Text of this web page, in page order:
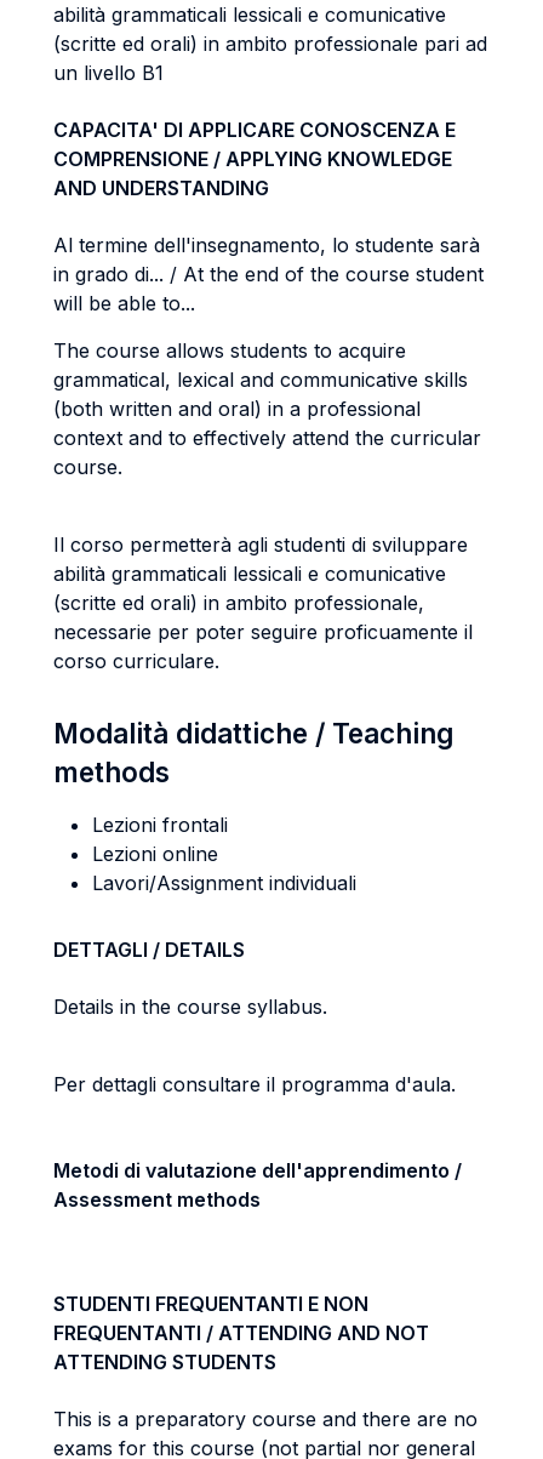
abilità grammaticali lessicali e comunicative
(scritte ed orali) in ambito professionale pari ad
un livello B1
CAPACITA' DI APPLICARE CONOSCENZA E
COMPRENSIONE / APPLYING KNOWLEDGE
AND UNDERSTANDING
Al termine dell'insegnamento, lo studente sarà
in grado di... / At the end of the course student
will be able to...
The course allows students to acquire
grammatical, lexical and communicative skills
(both written and oral) in a professional
context and to effectively attend the curricular
course.
Il corso permetterà agli studenti di sviluppare
abilità grammaticali lessicali e comunicative
(scritte ed orali) in ambito professionale,
necessarie per poter seguire proficuamente il
corso curriculare.
Modalità didattiche / Teaching
methods
Lezioni frontali
Lezioni online
Lavori/Assignment individuali
DETTAGLI / DETAILS
Details in the course syllabus.
Per dettagli consultare il programma d'aula.
Metodi di valutazione dell'apprendimento /
Assessment methods
STUDENTI FREQUENTANTI E NON
FREQUENTANTI / ATTENDING AND NOT
ATTENDING STUDENTS
This is a preparatory course and there are no
exams for this course (not partial nor general